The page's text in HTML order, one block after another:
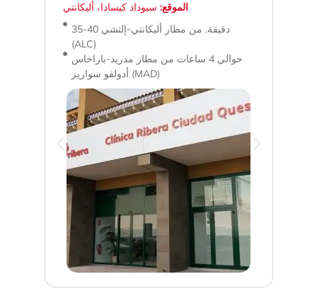
الموقع: سيوداد كيسادا، أليكانتي
35-40 دقيقة. من مطار أليكانتي-إلتشي
(ALC)
حوالي 4 ساعات من مطار مدريد-باراخاس
أدولفو سواريز (MAD)